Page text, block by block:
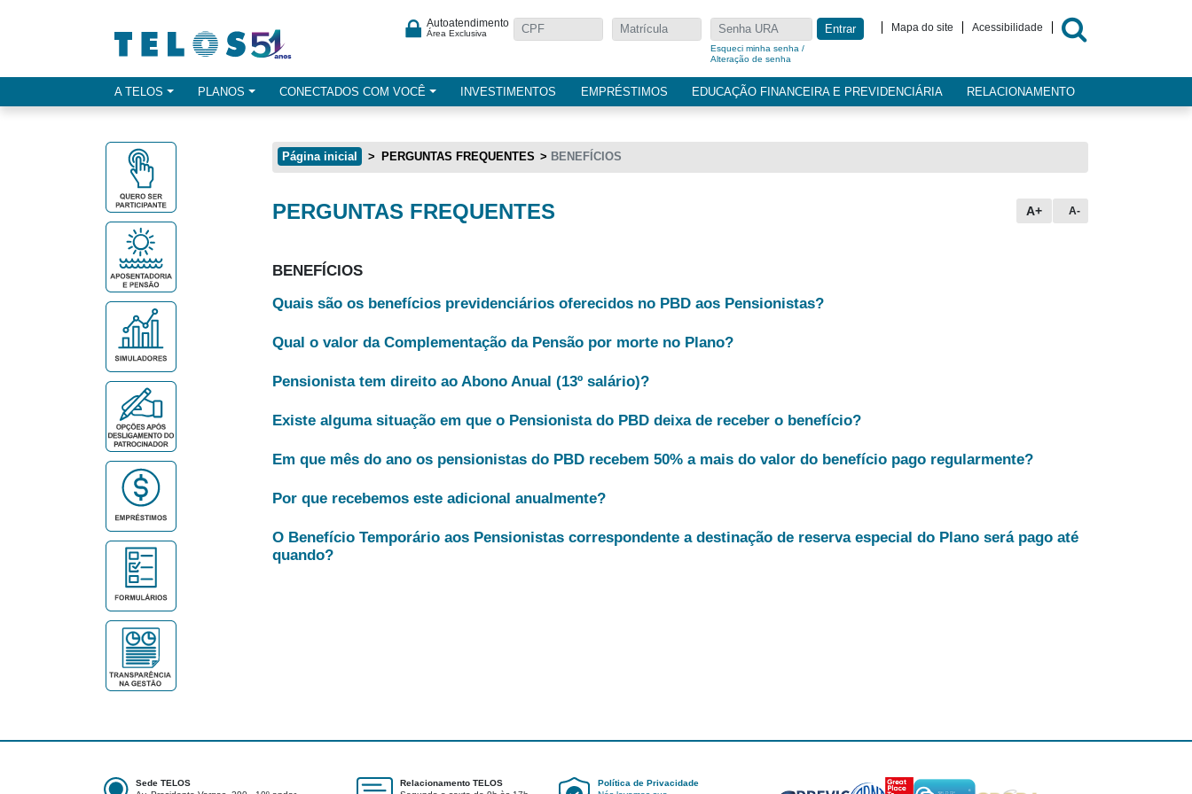
Autoatendimento
Área Exclusiva
Esqueci minha senha /
Alteração de senha
Entrar Mapa do site Acessibilidade
Opçes de menu
A TELOS PLANOS CONECTADOS COM VOCÊ INVESTIMENTOS EMPRÉSTIMOS EDUCAÇÃO FINANCEIRA E PREVIDENCIÁRIA RELACIONAMENTO
Página inicial PERGUNTAS FREQUENTES BENEFÍCIOS
Conteúdo principal
PERGUNTAS FREQUENTES A+ A-
BENEFÍCIOS
Quais são os benefícios previdenciários oferecidos no PBD aos Pensionistas?
Qual o valor da Complementação da Pensão por morte no Plano?
Pensionista tem direito ao Abono Anual (13º salário)?
Existe alguma situação em que o Pensionista do PBD deixa de receber o benefício?
Em que mês do ano os pensionistas do PBD recebem 50% a mais do valor do benefício pago regularmente?
Por que recebemos este adicional anualmente?
O Benefício Temporário aos Pensionistas correspondente a destinação de reserva especial do Plano será pago até
quando?
Sede TELOS
Relacionamento TELOS
Política de Privacidade